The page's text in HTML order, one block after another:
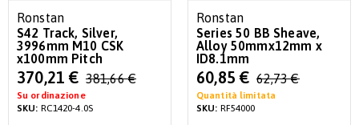
Ronstan
S42 Track, Silver,
3996mm M10 CSK
x100mm Pitch
Special
Price
370,21 € 381,66 €
Su ordinazione
SKU: RC1420-4.0S
Ronstan
Series 50 BB Sheave,
Alloy 50mmx12mm x
ID8.1mm
Special
Price
60,85 € 62,73 €
Quantità limitata
SKU: RF54000